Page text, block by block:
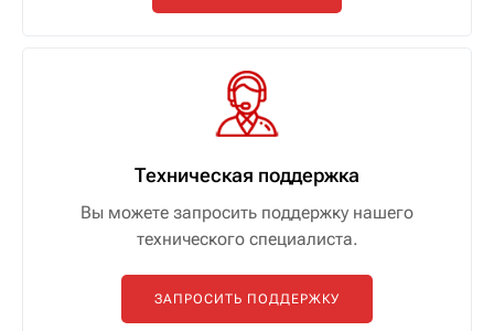
Техническая поддержка
Вы можете запросить поддержку нашего
технического специалиста.
ЗАПРОСИТЬ ПОДДЕРЖКУ